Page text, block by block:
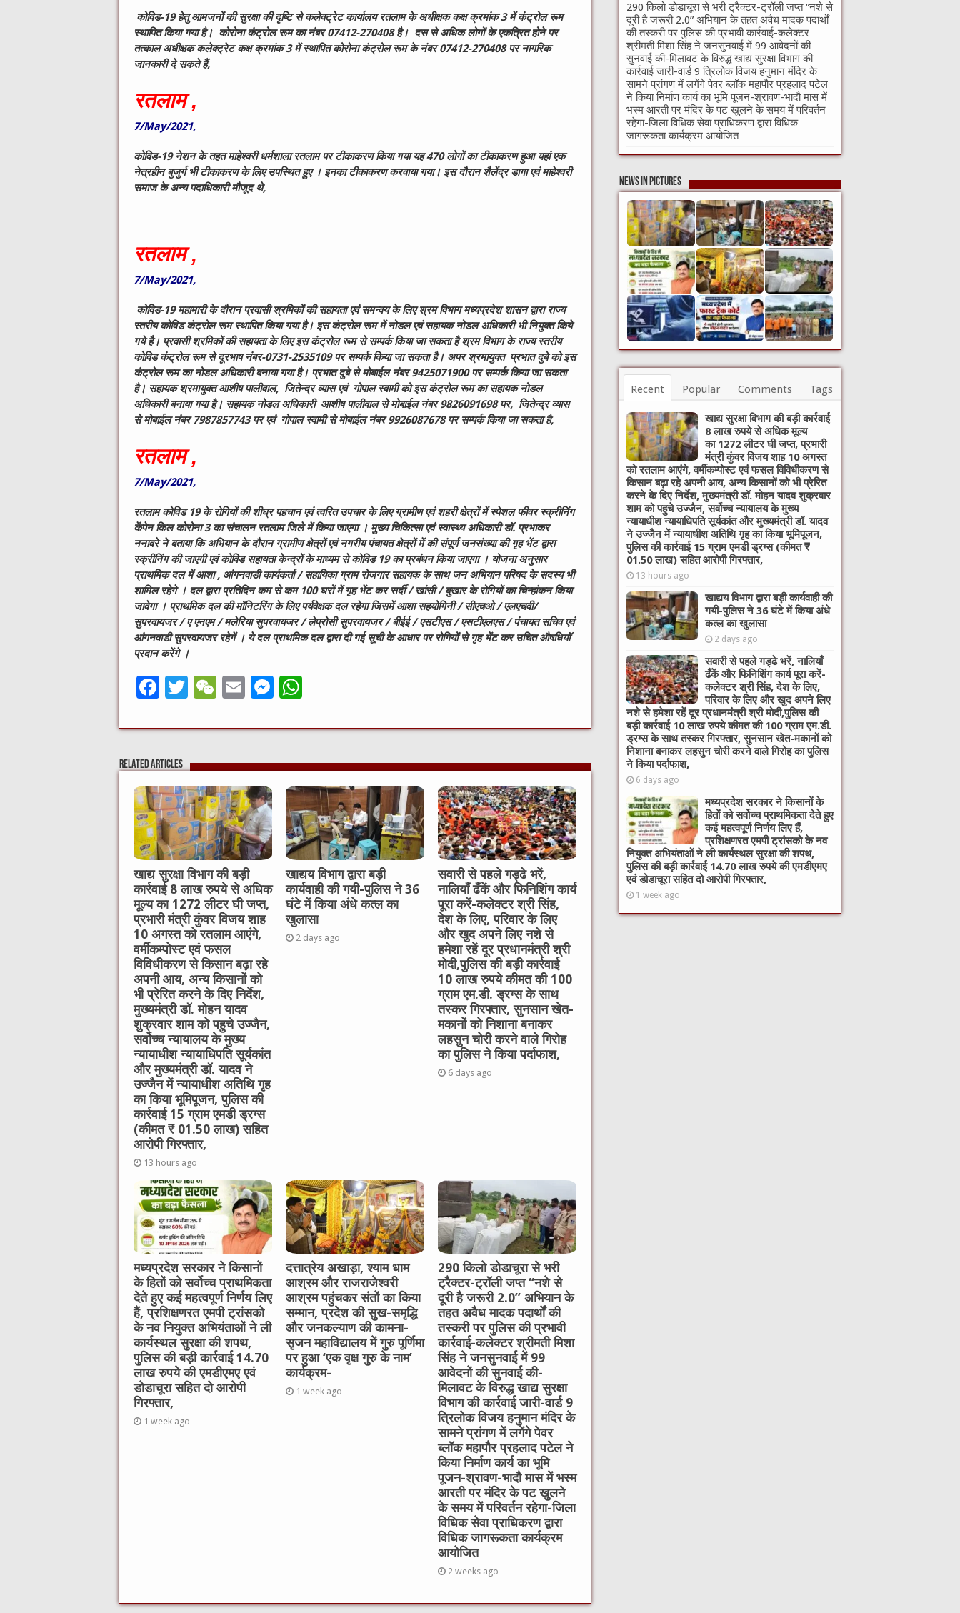
कोविड-19 हेतु आमजनों की सुरक्षा की दृष्टि से कलेक्ट्रेट कार्यालय रतलाम के अधीक्षक कक्ष क्रमांक 3 में कंट्रोल रूम
स्थापित किया गया है। कोरोना कंट्रोल रूम का नंबर 07412-270408 है। दस से अधिक लोगों के एकत्रित होने पर
तत्काल अधीक्षक कलेक्ट्रेट कक्ष क्रमांक 3 में स्थापित कोरोना कंट्रोल रूम के नंबर 07412-270408 पर नागरिक
जानकारी दे सकते हैं,
रतलाम ,
7/May/2021,
कोविड-19 नेशन के तहत माहेश्वरी धर्मशाला रतलाम पर टीकाकरण किया गया यह 470 लोगों का टीकाकरण हुआ यहां एक
नेत्रहीन बुजुर्ग भी टीकाकरण के लिए उपस्थित हुए । इनका टीकाकरण करवाया गया। इस दौरान शैलेंद्र डागा एवं माहेश्वरी
समाज के अन्य पदाधिकारी मौजूद थे,
रतलाम ,
7/May/2021,
कोविड-19 महामारी के दौरान प्रवासी श्रमिकों की सहायता एवं समन्वय के लिए श्रम विभाग मध्यप्रदेश शासन द्वारा राज्य
स्तरीय कोविड कंट्रोल रूम स्थापित किया गया है। इस कंट्रोल रूम में नोडल एवं सहायक नोडल अधिकारी भी नियुक्त किये
गये है। प्रवासी श्रमिकों की सहायता के लिए इस कंट्रोल रूम से सम्पर्क किया जा सकता है श्रम विभाग के राज्य स्तरीय
कोविड कंट्रोल रूम से दूरभाष नंबर-0731-2535109 पर सम्पर्क किया जा सकता है। अपर श्रमायुक्त प्रभात दुबे को इस
कंट्रोल रूम का नोडल अधिकारी बनाया गया है। प्रभात दुबे से मोबाईल नंबर 9425071900 पर सम्पर्क किया जा सकता
है। सहायक श्रमायुक्त आशीष पालीवाल, जितेन्द्र व्यास एवं गोपाल स्वामी को इस कंट्रोल रूम का सहायक नोडल
अधिकारी बनाया गया है। सहायक नोडल अधिकारी आशीष पालीवाल से मोबाईल नंबर 9826091698 पर, जितेन्द्र व्यास
से मोबाईल नंबर 7987857743 पर एवं गोपाल स्वामी से मोबाईल नंबर 9926087678 पर सम्पर्क किया जा सकता है,
रतलाम ,
7/May/2021,
रतलाम कोविड 19 के रोगियों की शीघ्र पहचान एवं त्‍वरित उपचार के लिए ग्रामीण एवं शहरी क्षेत्रों में स्‍पेशल फीवर स्‍क्रीनिंग
केंपेन किल कोरोना 3 का संचालन रतलाम जिले में किया जाएगा । मुख्‍य चिकित्‍सा एवं स्‍वास्‍थ्‍य अधिकारी डॉ. प्रभाकर
ननावरे ने बताया कि अभियान के दौरान ग्रामीण क्षेत्रों एवं नगरीय पंचायत क्षेत्रों में की संपूर्ण जनसंख्‍या की गृह भेंट द्वारा
स्‍क्रीनिंग की जाएगी एवं कोविड सहायता केन्‍द्रों के माध्‍यम से कोविड 19 का प्रबंधन किया जाएगा । योजना अनुसार
प्राथमिक दल में आशा , आंगनवाडी कार्यकर्ता / सहायिका ग्राम रोजगार सहायक के साथ जन अभियान परिषद के सदस्‍य भी
शामिल रहेगे । दल द्वारा प्रतिदिन कम से कम 100 घरों में गृह भेंट कर सर्दी / खांसी / बुखार के रोगियों का चिन्‍हांकन किया
जावेगा । प्राथमिक दल की मॉनिटरिंग के लिए पर्यवेक्षक दल रहेगा जिसमें आशा सहयोगिनी / सीएचओ / एलएचवी/
सुपरवायजर / ए एनएम / मलेरिया सुपरवायजर / लेप्रोसी सुपरवायजर / बीईई / एसटीएस / एसटीएलएस / पंचायत सचिव एवं
आंगनवाडी सुपरवायजर रहेगें । ये दल प्राथमिक दल द्वारा दी गई सूची के आधार पर रोगियों से गृह भेंट कर उचित औषधियॉ
प्रदान करेंगे ।
F
c
e
b
o
o
k
T
it
te
r
W
C
h
at
E
ai
l
M
ss
e
n
g
er
at
s
A
p
p
Related Articles
खाद्य सुरक्षा विभाग की बड़ी
कार्रवाई 8 लाख रुपये से अधिक
मूल्य का 1272 लीटर घी जप्त,
प्रभारी मंत्री कुंवर विजय शाह
10 अगस्त को रतलाम आएंगे,
वर्मीकम्पोस्ट एवं फसल
विविधीकरण से किसान बढ़ा रहे
अपनी आय, अन्य किसानों को
भी प्रेरित करने के दिए निर्देश,
मुख्यमंत्री डॉ. मोहन यादव
शुक्रवार शाम को पहुचे उज्जैन,
सर्वोच्च न्यायालय के मुख्‍य
न्‍यायाधीश न्यायाधिपति सूर्यकांत
और मुख्यमंत्री डॉ. यादव ने
उज्जैन में न्यायाधीश अतिथि गृह
का किया भूमिपूजन, पुलिस की
कार्रवाई 15 ग्राम एमडी ड्रग्स
(कीमत ₹ 01.50 लाख) सहित
आरोपी गिरफ्तार,
13 hours ago
खाद्यय विभाग द्वारा बड़ी
कार्यवाही की गयी-पुलिस ने 36
घंटे में किया अंधे कत्ल का
खुलासा
2 days ago
सवारी से पहले गड्ढे भरें,
नालियाँ ढँकें और फिनिशिंग कार्य
पूरा करें-कलेक्टर श्री सिंह,
देश के लिए, परिवार के लिए
और खुद अपने लिए नशे से
हमेशा रहें दूर प्रधानमंत्री श्री
मोदी,पुलिस की बड़ी कार्रवाई
10 लाख रुपये कीमत की 100
ग्राम एम.डी. ड्रग्स के साथ
तस्कर गिरफ्तार, सुनसान खेत-
मकानों को निशाना बनाकर
लहसुन चोरी करने वाले गिरोह
का पुलिस ने किया पर्दाफाश,
6 days ago
मध्यप्रदेश सरकार ने किसानों
के हितों को सर्वोच्च प्राथमिकता
देते हुए कई महत्वपूर्ण निर्णय लिए
हैं, प्रशिक्षणरत एमपी ट्रांसको
के नव नियुक्त अभियंताओं ने ली
कार्यस्थल सुरक्षा की शपथ,
पुलिस की बड़ी कार्रवाई 14.70
लाख रुपये की एमडीएमए एवं
डोडाचूरा सहित दो आरोपी
गिरफ्तार,
1 week ago
दत्तात्रेय अखाड़ा, श्याम धाम
आश्रम और राजराजेश्वरी
आश्रम पहुंचकर संतों का किया
सम्मान, प्रदेश की सुख-समृद्धि
और जनकल्याण की कामना-
सृजन महाविद्यालय में गुरु पूर्णिमा
पर हुआ ‘एक वृक्ष गुरु के नाम’
कार्यक्रम-
1 week ago
290 किलो डोडाचूरा से भरी
ट्रैक्टर-ट्रॉली जप्त “नशे से
दूरी है जरूरी 2.0” अभियान के
तहत अवैध मादक पदार्थों की
तस्करी पर पुलिस की प्रभावी
कार्रवाई-कलेक्टर श्रीमती मिशा
सिंह ने जनसुनवाई में 99
आवेदनों की सुनवाई की-
मिलावट के विरुद्ध खाद्य सुरक्षा
विभाग की कार्रवाई जारी-वार्ड 9
त्रिलोक विजय हनुमान मंदिर के
सामने प्रांगण में लगेंगे पेवर
ब्लॉक महापौर प्रहलाद पटेल ने
किया निर्माण कार्य का भूमि
पूजन-श्रावण-भादौ मास में भस्म
आरती पर मंदिर के पट खुलने
के समय में परिवर्तन रहेगा-जिला
विधिक सेवा प्राधिकरण द्वारा
विधिक जागरूकता कार्यक्रम
आयोजित
2 weeks ago
290 किलो डोडाचूरा से भरी ट्रैक्टर-ट्रॉली जप्त “नशे से
दूरी है जरूरी 2.0” अभियान के तहत अवैध मादक पदार्थों
की तस्करी पर पुलिस की प्रभावी कार्रवाई-कलेक्टर
श्रीमती मिशा सिंह ने जनसुनवाई में 99 आवेदनों की
सुनवाई की-मिलावट के विरुद्ध खाद्य सुरक्षा विभाग की
कार्रवाई जारी-वार्ड 9 त्रिलोक विजय हनुमान मंदिर के
सामने प्रांगण में लगेंगे पेवर ब्लॉक महापौर प्रहलाद पटेल
ने किया निर्माण कार्य का भूमि पूजन-श्रावण-भादौ मास में
भस्म आरती पर मंदिर के पट खुलने के समय में परिवर्तन
रहेगा-जिला विधिक सेवा प्राधिकरण द्वारा विधिक
जागरूकता कार्यक्रम आयोजित
News in Pictures
Recent Popular Comments Tags
खाद्य सुरक्षा विभाग की बड़ी कार्रवाई
8 लाख रुपये से अधिक मूल्य
का 1272 लीटर घी जप्त, प्रभारी
मंत्री कुंवर विजय शाह 10 अगस्त
को रतलाम आएंगे, वर्मीकम्पोस्ट एवं फसल विविधीकरण से
किसान बढ़ा रहे अपनी आय, अन्य किसानों को भी प्रेरित
करने के दिए निर्देश, मुख्यमंत्री डॉ. मोहन यादव शुक्रवार
शाम को पहुचे उज्जैन, सर्वोच्च न्यायालय के मुख्‍य
न्‍यायाधीश न्यायाधिपति सूर्यकांत और मुख्यमंत्री डॉ. यादव
ने उज्जैन में न्यायाधीश अतिथि गृह का किया भूमिपूजन,
पुलिस की कार्रवाई 15 ग्राम एमडी ड्रग्स (कीमत ₹
01.50 लाख) सहित आरोपी गिरफ्तार,
13 hours ago
खाद्यय विभाग द्वारा बड़ी कार्यवाही की
गयी-पुलिस ने 36 घंटे में किया अंधे
कत्ल का खुलासा
2 days ago
सवारी से पहले गड्ढे भरें, नालियाँ
ढँकें और फिनिशिंग कार्य पूरा करें-
कलेक्टर श्री सिंह, देश के लिए,
परिवार के लिए और खुद अपने लिए
नशे से हमेशा रहें दूर प्रधानमंत्री श्री मोदी,पुलिस की
बड़ी कार्रवाई 10 लाख रुपये कीमत की 100 ग्राम एम.डी.
ड्रग्स के साथ तस्कर गिरफ्तार, सुनसान खेत-मकानों को
निशाना बनाकर लहसुन चोरी करने वाले गिरोह का पुलिस
ने किया पर्दाफाश,
6 days ago
मध्यप्रदेश सरकार ने किसानों के
हितों को सर्वोच्च प्राथमिकता देते हुए
कई महत्वपूर्ण निर्णय लिए हैं,
प्रशिक्षणरत एमपी ट्रांसको के नव
नियुक्त अभियंताओं ने ली कार्यस्थल सुरक्षा की शपथ,
पुलिस की बड़ी कार्रवाई 14.70 लाख रुपये की एमडीएमए
एवं डोडाचूरा सहित दो आरोपी गिरफ्तार,
1 week ago